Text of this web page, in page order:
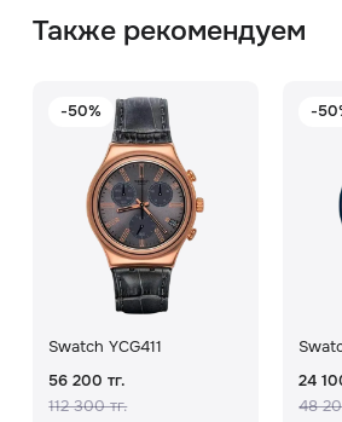
Также рекомендуем
-50%
Swatch YCG411
56 200 тг.
112 300 тг.
-
24
48